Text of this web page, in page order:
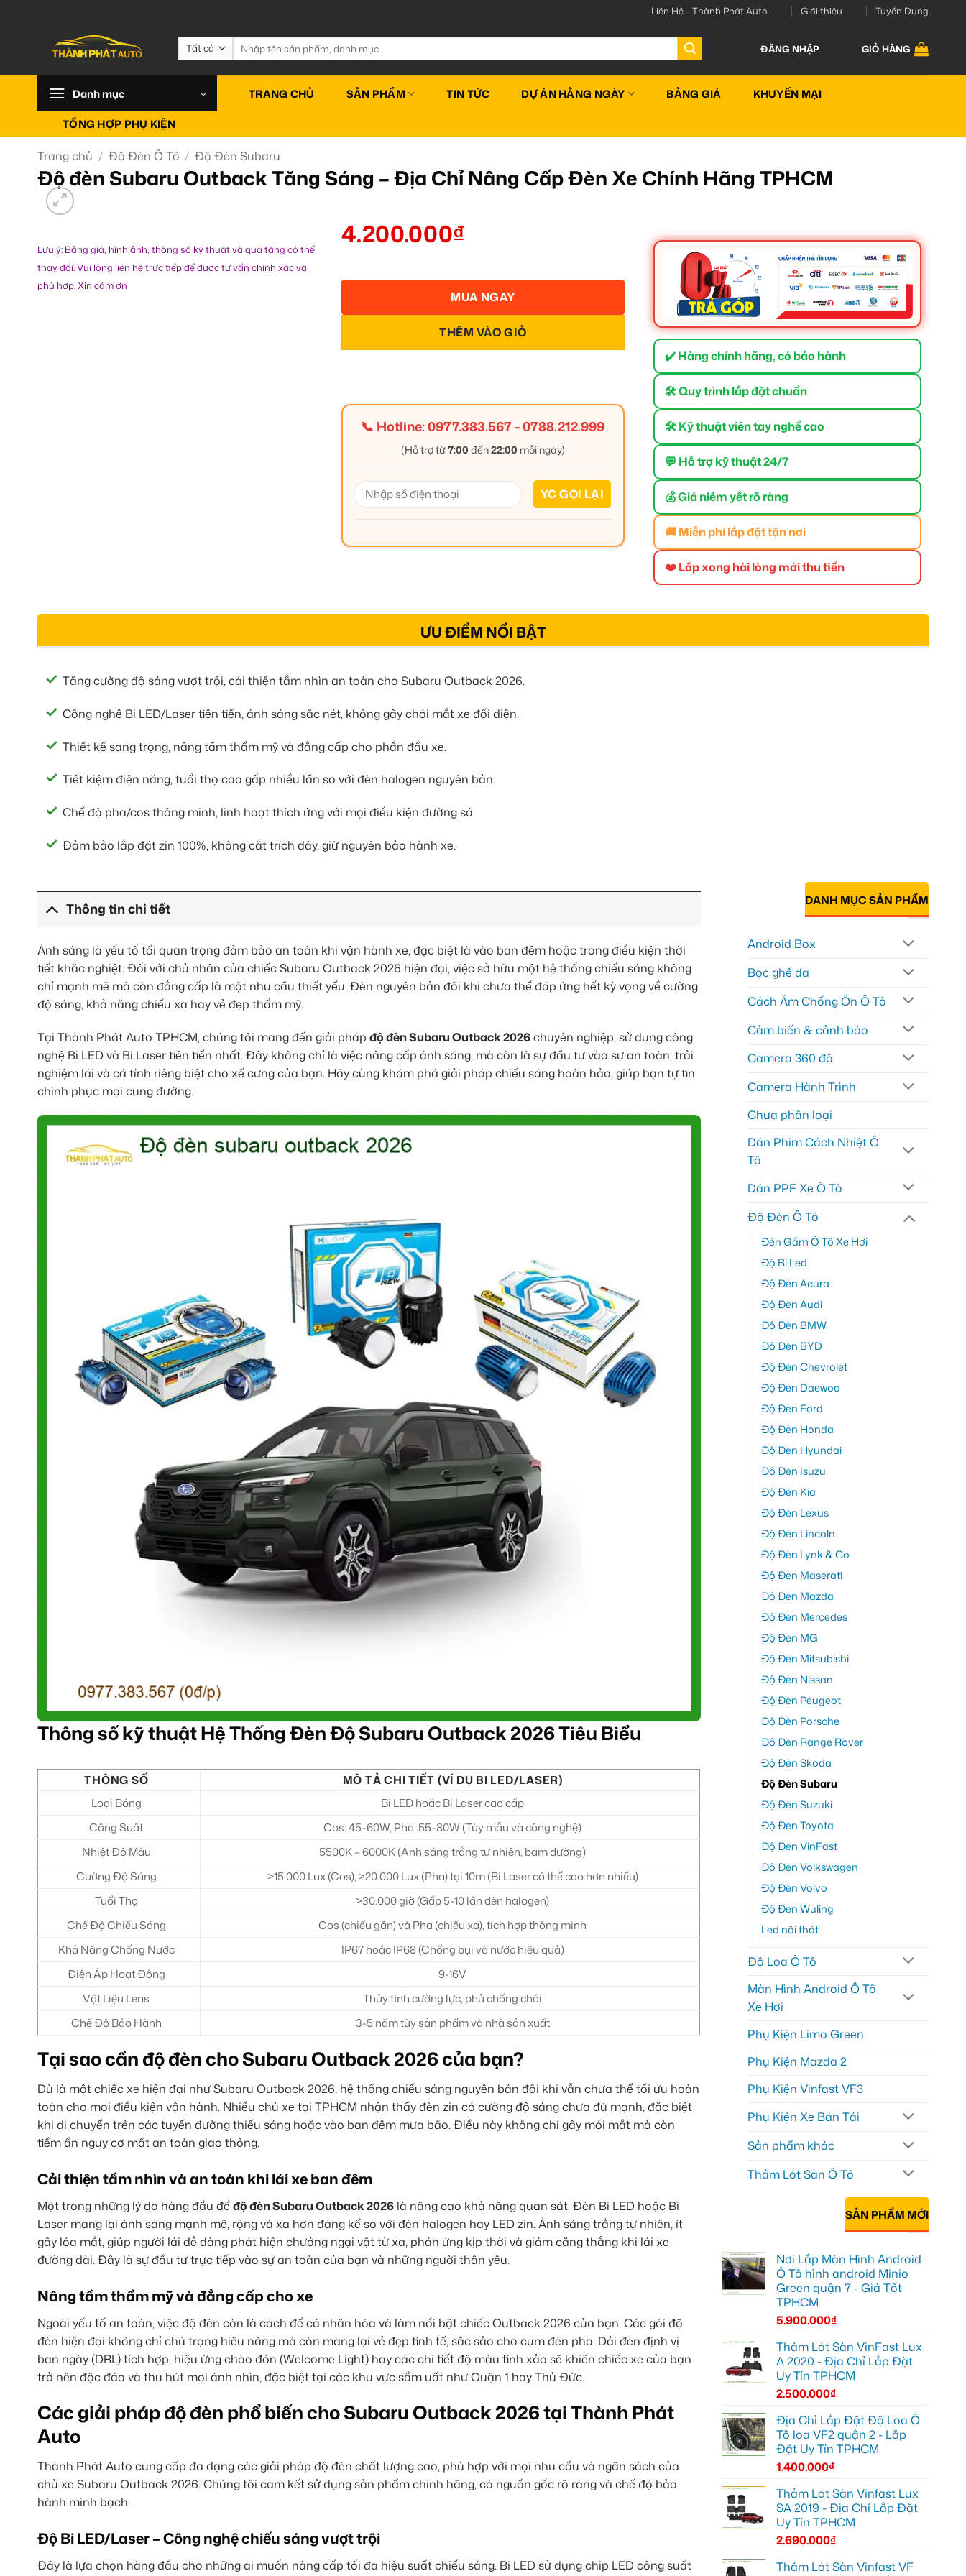
Liên Hệ – Thành Phát Auto Giới thiệu Tuyển Dụng
Tìm
kiếm:
ĐĂNG NHẬP GIỎ HÀNG
Danh mục TRANG CHỦ SẢN PHẨM TIN TỨC DỰ ÁN HẰNG NGÀY BẢNG GIÁ KHUYẾN MẠI
TỔNG HỢP PHỤ KIỆN
Trang chủ / Độ Đèn Ô Tô / Độ Đèn Subaru
Độ đèn Subaru Outback Tăng Sáng – Địa Chỉ Nâng Cấp Đèn Xe Chính Hãng TPHCM
Lưu ý: Bảng giá, hình ảnh, thông số kỹ thuật và quà tặng có thể
thay đổi. Vui lòng liên hệ trực tiếp để được tư vấn chính xác và
phù hợp. Xin cảm ơn
4.200.000₫
THÊM VÀO GIỎ
MUA NGAY
📞 Hotline:0977.383.567-0788.212.999
(Hỗ trợ từ7:00 đến22:00 mỗi ngày)
✔️ Hàng chính hãng, có bảo hành
🛠 Quy trình lắp đặt chuẩn
🛠 Kỹ thuật viên tay nghề cao
💬 Hỗ trợ kỹ thuật 24/7
💰 Giá niêm yết rõ ràng
🚚 Miễn phí lắp đặt tận nơi
❤️ Lắp xong hài lòng mới thu tiền
ƯU ĐIỂM NỔI BẬT
Tăng cường độ sáng vượt trội, cải thiện tầm nhìn an toàn cho Subaru Outback 2026.
Công nghệ Bi LED/Laser tiên tiến, ánh sáng sắc nét, không gây chói mắt xe đối diện.
Thiết kế sang trọng, nâng tầm thẩm mỹ và đẳng cấp cho phần đầu xe.
Tiết kiệm điện năng, tuổi thọ cao gấp nhiều lần so với đèn halogen nguyên bản.
Chế độ pha/cos thông minh, linh hoạt thích ứng với mọi điều kiện đường sá.
Đảm bảo lắp đặt zin 100%, không cắt trích dây, giữ nguyên bảo hành xe.
Thông tin chi tiết
Ánh sáng là yếu tố tối quan trọng đảm bảo an toàn khi vận hành xe, đặc biệt là vào ban đêm hoặc trong điều kiện thời
tiết khắc nghiệt. Đối với chủ nhân của chiếc Subaru Outback 2026 hiện đại, việc sở hữu một hệ thống chiếu sáng không
chỉ mạnh mẽ mà còn đẳng cấp là một nhu cầu thiết yếu. Đèn nguyên bản đôi khi chưa thể đáp ứng hết kỳ vọng về cường
độ sáng, khả năng chiếu xa hay vẻ đẹp thẩm mỹ.
Tại Thành Phát Auto TPHCM, chúng tôi mang đến giải pháp độ đèn Subaru Outback 2026chuyên nghiệp, sử dụng công
nghệ Bi LED và Bi Laser tiên tiến nhất. Đây không chỉ là việc nâng cấp ánh sáng, mà còn là sự đầu tư vào sự an toàn, trải
nghiệm lái và cá tính riêng biệt cho xế cưng của bạn. Hãy cùng khám phá giải pháp chiếu sáng hoàn hảo, giúp bạn tự tin
chinh phục mọi cung đường.
Thông số kỹ thuật Hệ Thống Đèn Độ Subaru Outback 2026 Tiêu Biểu
THÔNG SỐ
MÔ TẢ CHI TIẾT (VÍ DỤ BI LED/LASER)
Loại Bóng
Bi LED hoặc Bi Laser cao cấp
Công Suất
Cos: 45-60W, Pha: 55-80W (Tùy mẫu và công nghệ)
Nhiệt Độ Màu
5500K – 6000K (Ánh sáng trắng tự nhiên, bám đường)
Cường Độ Sáng
>15.000 Lux (Cos), >20.000 Lux (Pha) tại 10m (Bi Laser có thể cao hơn nhiều)
Tuổi Thọ
>30.000 giờ (Gấp 5-10 lần đèn halogen)
Chế Độ Chiếu Sáng
Cos (chiếu gần) và Pha (chiếu xa), tích hợp thông minh
Khả Năng Chống Nước
IP67 hoặc IP68 (Chống bụi và nước hiệu quả)
Điện Áp Hoạt Động
9-16V
Vật Liệu Lens
Thủy tinh cường lực, phủ chống chói
Chế Độ Bảo Hành
3-5 năm tùy sản phẩm và nhà sản xuất
Tại sao cần độ đèn cho Subaru Outback 2026 của bạn?
Dù là một chiếc xe hiện đại như Subaru Outback 2026, hệ thống chiếu sáng nguyên bản đôi khi vẫn chưa thể tối ưu hoàn
toàn cho mọi điều kiện vận hành. Nhiều chủ xe tại TPHCM nhận thấy đèn zin có cường độ sáng chưa đủ mạnh, đặc biệt
khi di chuyển trên các tuyến đường thiếu sáng hoặc vào ban đêm mưa bão. Điều này không chỉ gây mỏi mắt mà còn
tiềm ẩn nguy cơ mất an toàn giao thông.
Cải thiện tầm nhìn và an toàn khi lái xe ban đêm
Một trong những lý do hàng đầu đểđộ đèn Subaru Outback 2026 là nâng cao khả năng quan sát. Đèn Bi LED hoặc Bi
Laser mang lại ánh sáng mạnh mẽ, rộng và xa hơn đáng kể so với đèn halogen hay LED zin. Ánh sáng trắng tự nhiên, ít
gây lóa mắt, giúp người lái dễ dàng phát hiện chướng ngại vật từ xa, phản ứng kịp thời và giảm căng thẳng khi lái xe
đường dài. Đây là sự đầu tư trực tiếp vào sự an toàn của bạn và những người thân yêu.
Nâng tầm thẩm mỹ và đẳng cấp cho xe
Ngoài yếu tố an toàn, việc độ đèn còn là cách để cá nhân hóa và làm nổi bật chiếc Outback 2026 của bạn. Các gói độ
đèn hiện đại không chỉ chú trọng hiệu năng mà còn mang lại vẻ đẹp tinh tế, sắc sảo cho cụm đèn pha. Dải đèn định vị
ban ngày (DRL) tích hợp, hiệu ứng chào đón (Welcome Light) hay các chi tiết độ màu tinh xảo sẽ khiến chiếc xe của bạn
trở nên độc đáo và thu hút mọi ánh nhìn, đặc biệt tại các khu vực sầm uất như Quận 1 hay Thủ Đức.
Các giải pháp độ đèn phổ biến cho Subaru Outback 2026 tại Thành Phát
Auto
Thành Phát Auto cung cấp đa dạng các giải pháp độ đèn chất lượng cao, phù hợp với mọi nhu cầu và ngân sách của
chủ xe Subaru Outback 2026. Chúng tôi cam kết sử dụng sản phẩm chính hãng, có nguồn gốc rõ ràng và chế độ bảo
hành minh bạch.
Độ Bi LED/Laser – Công nghệ chiếu sáng vượt trội
Đây là lựa chọn hàng đầu cho những ai muốn nâng cấp tối đa hiệu suất chiếu sáng. Bi LED sử dụng chip LED công suất
DANH MỤC SẢN PHẨM
Android Box
Bọc ghế da
Cách Âm Chống Ồn Ô Tô
Cảm biến & cảnh báo
Camera 360 độ
Camera Hành Trình
Chưa phân loại
Dán Phim Cách Nhiệt Ô
Tô
Dán PPF Xe Ô Tô
Độ Đèn Ô Tô
Đèn Gầm Ô Tô Xe Hơi
Độ Bi Led
Độ Đèn Acura
Độ Đèn Audi
Độ Đèn BMW
Độ Đèn BYD
Độ Đèn Chevrolet
Độ Đèn Daewoo
Độ Đèn Ford
Độ Đèn Honda
Độ Đèn Hyundai
Độ Đèn Isuzu
Độ Đèn Kia
Độ Đèn Lexus
Độ Đèn Lincoln
Độ Đèn Lynk & Co
Độ Đèn Maserati
Độ Đèn Mazda
Độ Đèn Mercedes
Độ Đèn MG
Độ Đèn Mitsubishi
Độ Đèn Nissan
Độ Đèn Peugeot
Độ Đèn Porsche
Độ Đèn Range Rover
Độ Đèn Skoda
Độ Đèn Subaru
Độ Đèn Suzuki
Độ Đèn Toyota
Độ Đèn VinFast
Độ Đèn Volkswagen
Độ Đèn Volvo
Độ Đèn Wuling
Led nội thất
Độ Loa Ô Tô
Màn Hình Android Ô Tô
Xe Hơi
Phụ Kiện Limo Green
Phụ Kiện Mazda 2
Phụ Kiện Vinfast VF3
Phụ Kiện Xe Bán Tải
Sản phẩm khác
Thảm Lót Sàn Ô Tô
SẢN PHẨM MỚI
Nơi Lắp Màn Hình Android
Ô Tô hình android Minio
Green quận 7 - Giá Tốt
TPHCM
5.900.000₫
Thảm Lót Sàn VinFast Lux
A 2020 - Địa Chỉ Lắp Đặt
Uy Tín TPHCM
2.500.000₫
Địa Chỉ Lắp Đặt Độ Loa Ô
Tô loa VF2 quận 2 - Lắp
Đặt Uy Tín TPHCM
1.400.000₫
Thảm Lót Sàn Vinfast Lux
SA 2019 - Địa Chỉ Lắp Đặt
Uy Tín TPHCM
2.690.000₫
Thảm Lót Sàn Vinfast VF